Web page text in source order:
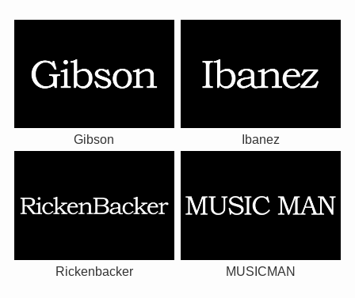
Gibson Ibanez
Rickenbacker MUSICMAN